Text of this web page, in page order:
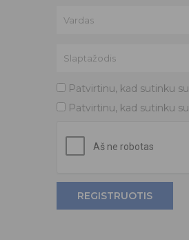
Patvirtinu, kad sutinku su
Patvirtinu, kad sutinku su
REGISTRUOTIS